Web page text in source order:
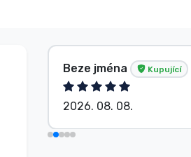
Beze jména Kupující
2026. 08. 08.